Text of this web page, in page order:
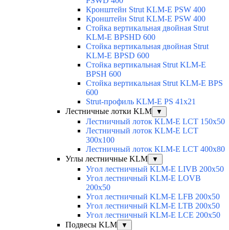
Кронштейн Strut KLM-E PSW 400
Кронштейн Strut KLM-E PSW 400
Стойка вертикальная двойная Strut
KLM-E BPSHD 600
Стойка вертикальная двойная Strut
KLM-E BPSD 600
Стойка вертикальная Strut KLM-E
BPSH 600
Стойка вертикальная Strut KLM-E BPS
600
Strut-профиль KLM-E PS 41x21
Лестничные лотки KLM
▼
Лестничный лоток KLM-E LCT 150x50
Лестничный лоток KLM-E LCT
300x100
Лестничный лоток KLM-E LCT 400x80
Углы лестничные KLM
▼
Угол лестничный KLM-E LIVB 200x50
Угол лестничный KLM-E LOVB
200x50
Угол лестничный KLM-E LFB 200x50
Угол лестничный KLM-E LTB 200x50
Угол лестничный KLM-E LCE 200x50
Подвесы KLM
▼